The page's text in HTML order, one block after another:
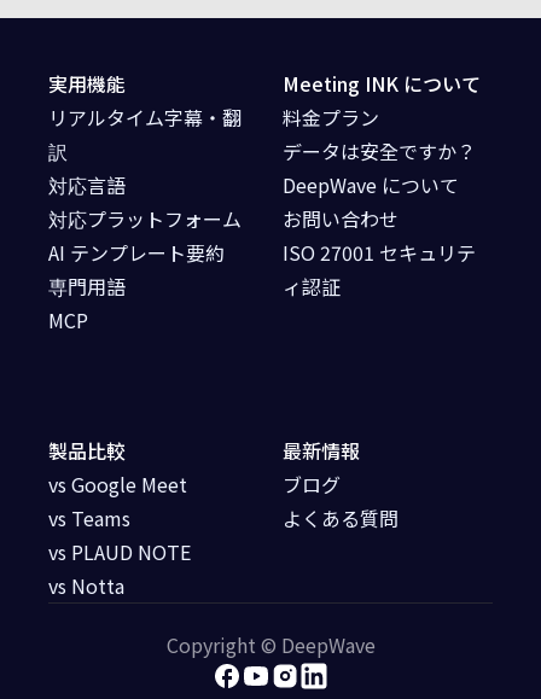
実用機能
リアルタイム字幕・翻
訳
対応言語
対応プラットフォーム
AI テンプレート要約
専門用語
MCP
最新情報
ブログ
よくある質問
製品比較
vs Google Meet
vs Teams
vs PLAUD NOTE
vs Notta
Meeting INK について
料金プラン
データは安全ですか？
DeepWave について
お問い合わせ
ISO 27001 セキュリテ
ィ認証
Copyright © DeepWave